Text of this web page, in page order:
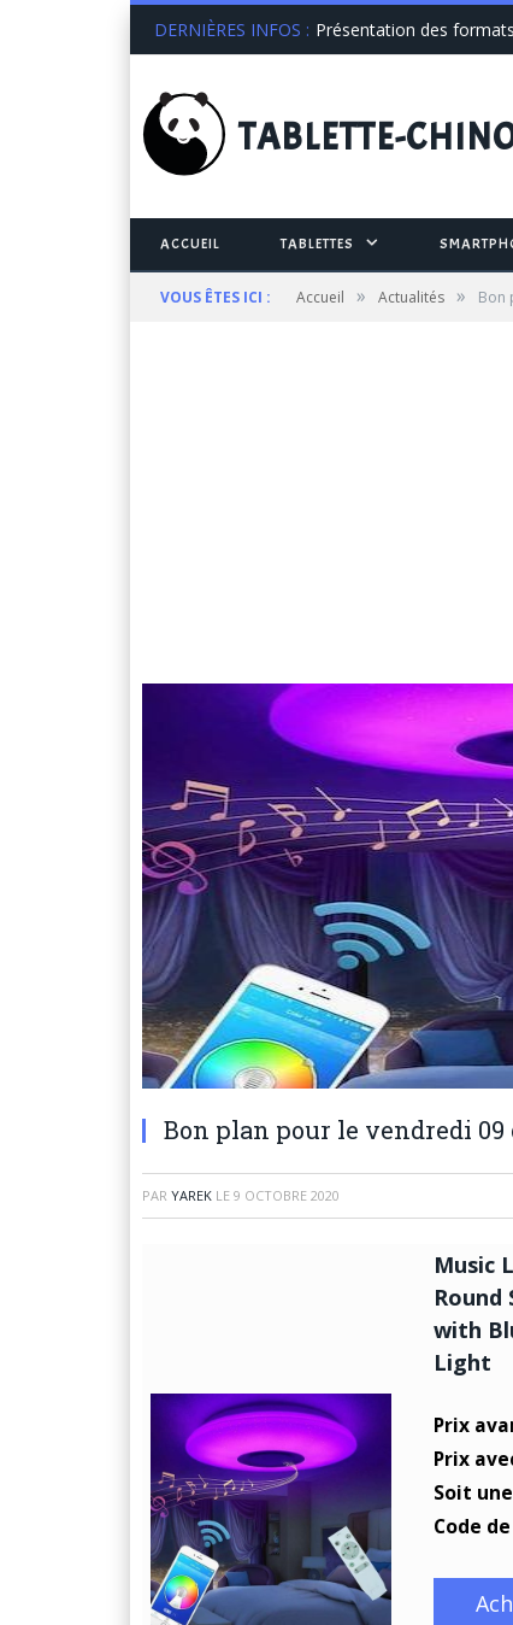
DERNIÈRES INFOS : Présentation des
TABLETTE-
ACCUEIL TABLETTES
VOUS ÊTES ICI : Accueil » Actualités » Bon
Bon plan pour le vendredi 09
PAR YAREK LE 9 OCTOBRE 2020
Music
with
Light
Prix
Prix
Soit
Code